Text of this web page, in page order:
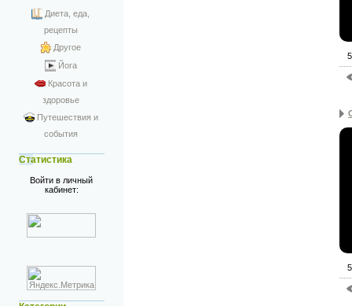
Диета, еда,
рецепты
Другое
Йога
Красота и
здоровье
Путешествия и
события
Статистика
Войти в личный
кабинет: